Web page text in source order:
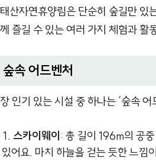
산자연휴양림은 단순히 숲길만 있
즐길 수 있는 여러 가지 체험과 활
숲속 어드벤처
인기 있는 시설 중 하나는 ‘숲속
스카이웨이 : 총 길이 196m의 공
있어요. 마치 하늘을 걷는 듯한 느낌